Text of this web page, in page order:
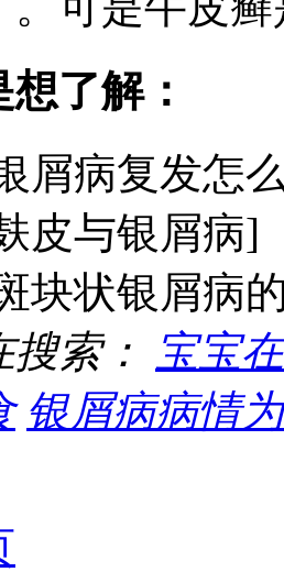
了解：
屑病复发怎
皮与银屑病]
块状银屑病
索：
宝宝
银屑病病情